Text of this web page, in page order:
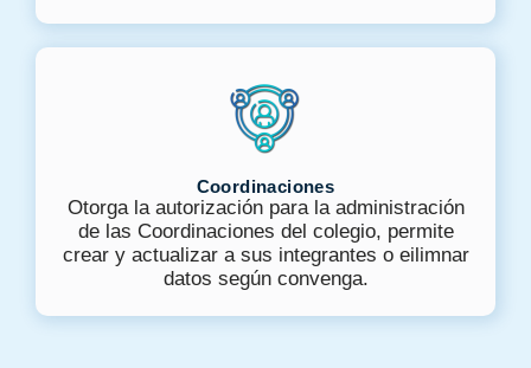
Coordinaciones
Otorga la autorización para la administración
de las Coordinaciones del colegio, permite
crear y actualizar a sus integrantes o eilimnar
datos según convenga.